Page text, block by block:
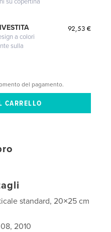
a colori
sulla
92,53 €
del pagamento.
standard, 20×25 cm
2010